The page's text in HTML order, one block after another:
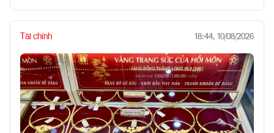
Tài chính 18:44, 10/08/2026